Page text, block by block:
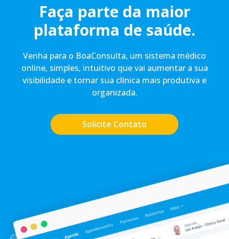
Faça parte da maior
plataforma de saúde.
Venha para o BoaConsulta, um sistema médico
online, simples, intuitivo que vai aumentar a sua
visibilidade e tornar sua clínica mais produtiva e
organizada.
Solicite Contato